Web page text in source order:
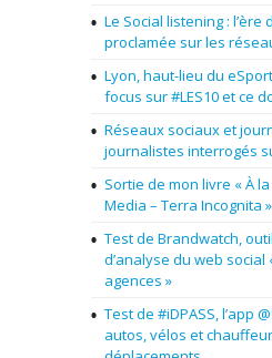
Le Social listening : l’ère
proclamée sur les
Lyon, haut-lieu du
focus sur #LES10 et ce
Réseaux sociaux et
journalistes interrogés
Sortie de mon livre « À
Media – Terra Incognita »
Test de Brandwatch,
d’analyse du web
agences »
Test de #iDPASS, l’app
autos, vélos et